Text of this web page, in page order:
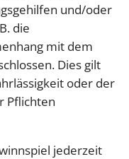
und/oder
die
mit dem
Dies gilt
oder der
Pflichten
jederzeit